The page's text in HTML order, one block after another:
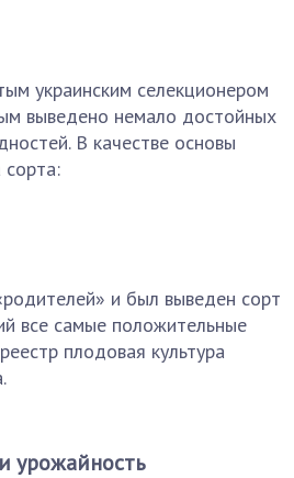
украинским селекционером
выведено немало достойных
В качестве основы
сорта:
и был выведен сорт
все самые положительные
плодовая культура
урожайность